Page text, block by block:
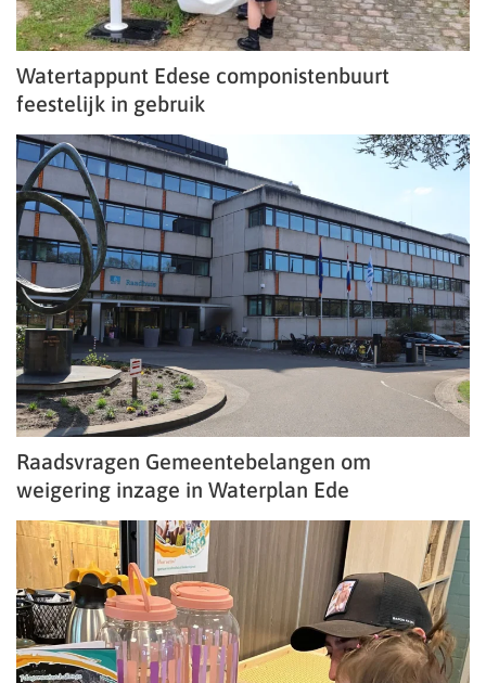
Watertappunt Edese componistenbuurt
feestelijk in gebruik
Raadsvragen Gemeentebelangen om
weigering inzage in Waterplan Ede